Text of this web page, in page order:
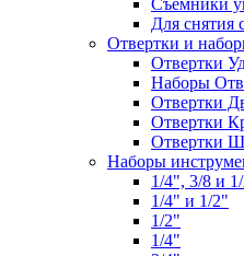
Съёмники
Для снятия
Отвертки и
Отвертки
Наборы
Отвертки
Отвертки
Отвертки
Наборы
1/4", 3/8 и
1/4" и 1/2"
1/2"
1/4"